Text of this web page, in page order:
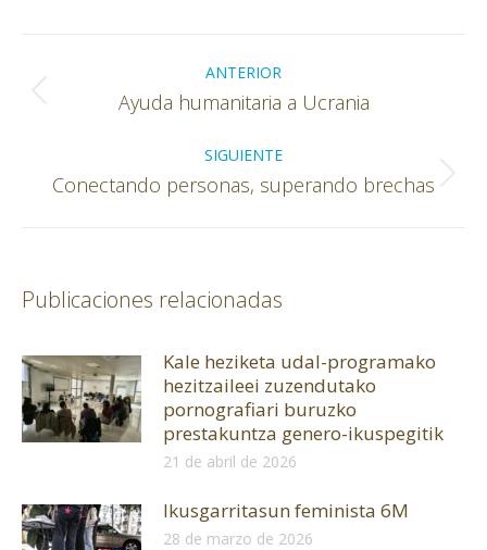
entre
publicaciones
ANTERIOR
Publicación
Ayuda humanitaria a Ucrania
SIGUIENTE
Publicación
Conectando personas, superando brechas
Publicaciones relacionadas
Kale heziketa udal-programako
hezitzaileei zuzendutako
pornografiari buruzko
prestakuntza genero-ikuspegitik
21 de abril de 2026
Ikusgarritasun feminista 6M
28 de marzo de 2026